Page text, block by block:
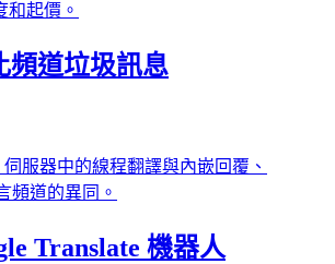
和起價。
頻道垃圾訊息
伺服器中的線程翻譯與內嵌回覆、
頻道的異同。
Translate 機器人